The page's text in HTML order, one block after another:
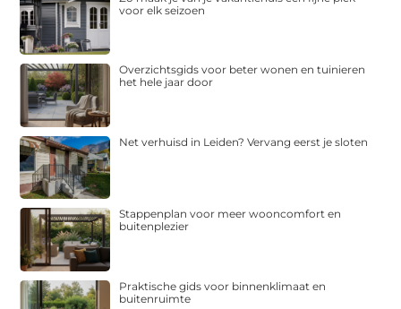
voor elk seizoen
Overzichtsgids voor beter wonen en tuinieren
het hele jaar door
Net verhuisd in Leiden? Vervang eerst je sloten
Stappenplan voor meer wooncomfort en
buitenplezier
Praktische gids voor binnenklimaat en
buitenruimte